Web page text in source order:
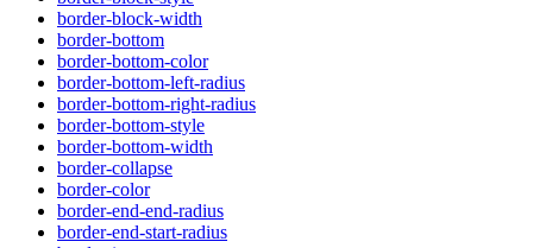
border-block-width
border-bottom
border-bottom-color
border-bottom-left-radius
border-bottom-right-radius
border-bottom-style
border-bottom-width
border-collapse
border-color
border-end-end-radius
border-end-start-radius